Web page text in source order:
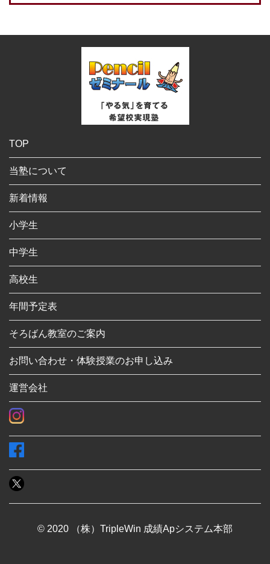
TOP
当塾について
新着情報
小学生
中学生
高校生
年間予定表
そろばん教室のご案内
お問い合わせ・体験授業のお申し込み
運営会社
© 2020 （株）TripleWin 成績Apシステム本部